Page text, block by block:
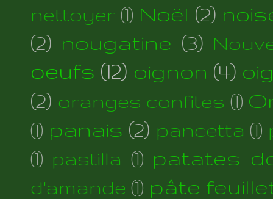
nettoyer (1) Noël (2)
(2) nougatine (3)
oeufs (12) oignon (4)
(2) oranges confites (1)
(1) panais (2) pancetta (1)
(1) pastilla (1) patates
d'amande (1) pâte